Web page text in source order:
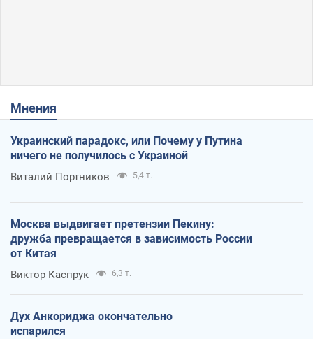
Мнения
Украинский парадокс, или Почему у Путина
ничего не получилось с Украиной
Виталий Портников 5,4 т.
Москва выдвигает претензии Пекину:
дружба превращается в зависимость России
от Китая
Виктор Каспрук 6,3 т.
Дух Анкориджа окончательно
испарился